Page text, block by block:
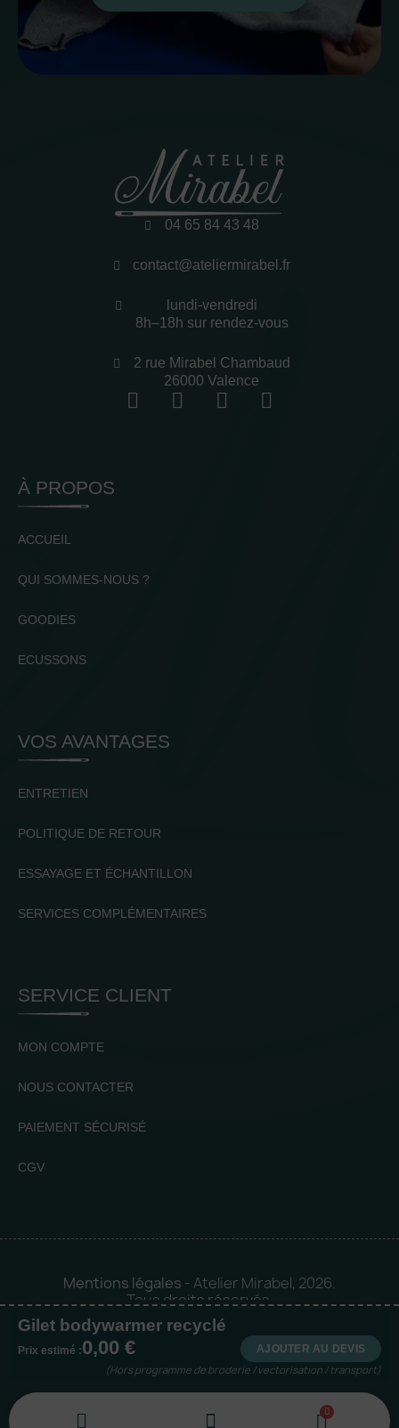
Gilet bodywarmer recyclé
Prix estimé :0,00 € AJOUTER AU DEVIS
(Hors programme de broderie / vectorisation / transport)
04 65 84 43 48
contact@ateliermirabel.fr
lundi-vendredi
8h–18h sur rendez-vous
2 rue Mirabel Chambaud
26000 Valence
À PROPOS
ACCUEIL
QUI SOMMES-NOUS ?
GOODIES
ECUSSONS
VOS AVANTAGES
ENTRETIEN
POLITIQUE DE RETOUR
ESSAYAGE ET ÉCHANTILLON
SERVICES COMPLÉMENTAIRES
SERVICE CLIENT
MON COMPTE
NOUS CONTACTER
PAIEMENT SÉCURISÉ
CGV
Mentions légales - Atelier Mirabel, 2026.
Tous droits réservés.
Mise en orbite 🪐 byLogia |
Agence web et communication